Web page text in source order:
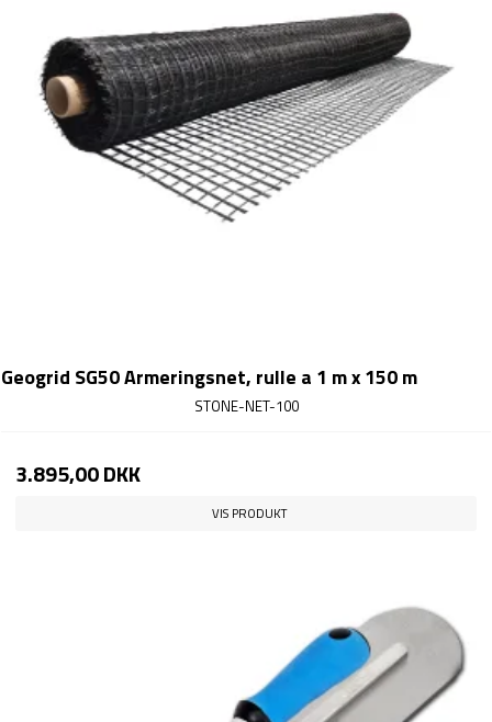
Geogrid SG50 Armeringsnet, rulle a 1 m x 150 m
STONE-NET-100
3.895,00 DKK
VIS PRODUKT